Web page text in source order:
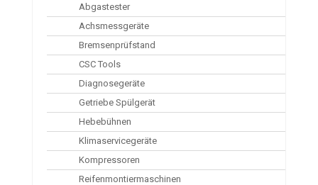
Abgastester
Achsmessgeräte
Bremsenprüfstand
CSC Tools
Diagnosegeräte
Getriebe Spülgerät
Hebebühnen
Klimaservicegeräte
Kompressoren
Reifenmontiermaschinen